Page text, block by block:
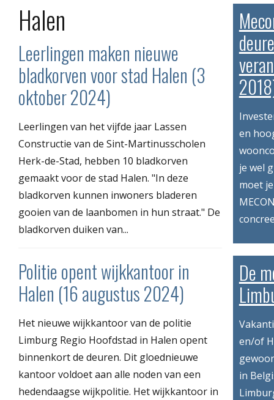
Halen
Leerlingen maken nieuwe
bladkorven voor stad Halen (3
oktober 2024)
Leerlingen van het vijfde jaar Lassen
Constructie van de Sint-Martinusscholen
Herk-de-Stad, hebben 10 bladkorven
gemaakt voor de stad Halen. "In deze
bladkorven kunnen inwoners bladeren
gooien van de laanbomen in hun straat." De
bladkorven duiken van...
Politie opent wijkkantoor in
Halen (16 augustus 2024)
Het nieuwe wijkkantoor van de politie
Limburg Regio Hoofdstad in Halen opent
binnenkort de deuren. Dit gloednieuwe
kantoor voldoet aan alle noden van een
hedendaagse wijkpolitie. Het wijkkantoor in
en
je wel
moet
De
en/of
in